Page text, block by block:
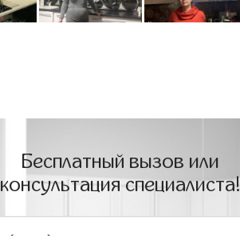
Бесплатный вызов или
консультация специалиста!